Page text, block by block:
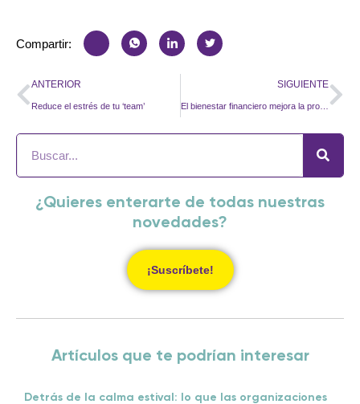
Compartir:
ANTERIOR
Reduce el estrés de tu ‘team’
SIGUIENTE
El bienestar financiero mejora la productividad de los empleados
¿Quieres enterarte de todas nuestras
novedades?
¡Suscríbete!
Artículos que te podrían interesar
Detrás de la calma estival: lo que las organizaciones